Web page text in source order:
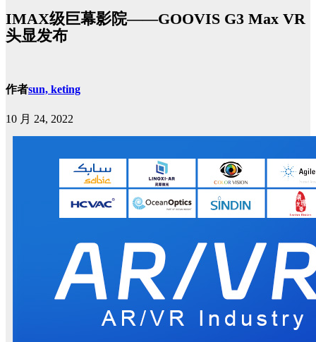
IMAX级巨幕影院——GOOVIS G3 Max VR
头显发布
作者sun, keting
10 月 24, 2022